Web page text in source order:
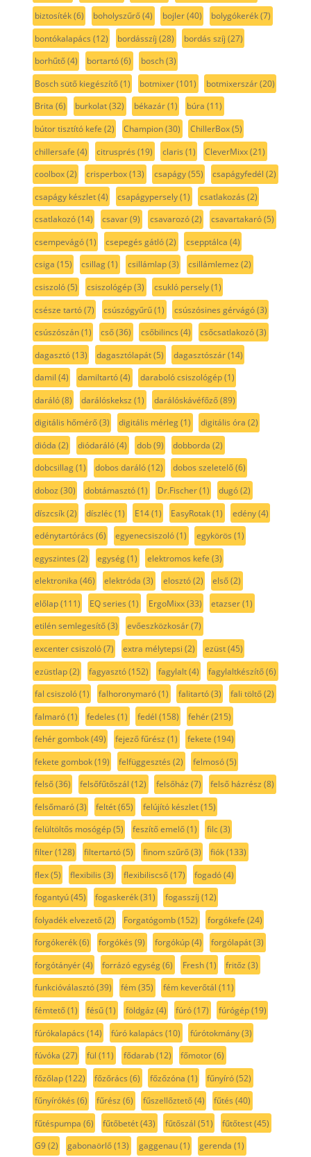
biztosíték(6) boholyszűrő(4) bojler(40) bolygókerék(7)
bontókalapács (12) bordásszíj (28) bordás szíj (27)
borhűtő(4) bortartó(6) bosch(3)
Bosch sütő kiegészítő(1) botmixer(101) botmixerszár(20)
Brita (6) burkolat(32) békazár(1) búra (11)
bútor tisztító kefe (2) Champion(30) ChillerBox(5)
chillersafe (4) citrusprés (19) claris (1) CleverMixx(21)
coolbox(2) crisperbox(13) csapágy(55) csapágyfedél (2)
csapágy készlet(4) csapágypersely(1) csatlakozás (2)
csatlakozó(14) csavar(9) csavarozó(2) csavartakaró(5)
csempevágó(1) csepegés gátló(2) csepptálca (4)
csiga (15) csillag(1) csillámlap(3) csillámlemez (2)
csiszoló(5) csiszológép(3) csukló persely(1)
csésze tartó(7) csúszógyűrű(1) csúszósines gérvágó(3)
csúszószán(1) cső(36) csőbilincs (4) csőcsatlakozó(3)
dagasztó(13) dagasztólapát(5) dagasztószár(14)
damil (4) damiltartó(4) daraboló csiszológép(1)
daráló(8) darálóskeksz (1) darálóskávéfőző(89)
digitális hőmérő(3) digitális mérleg(1) digitális óra (2)
dióda (2) diódaráló(4) dob(9) dobborda (2)
dobcsillag(1) dobos daráló(12) dobos szeletelő(6)
doboz (30) dobtámasztó(1) Dr.Fischer(1) dugó(2)
díszcsík(2) díszléc(1) E14(1) EasyRotak(1) edény(4)
edénytartórács (6) egyenecsiszoló(1) egykörös (1)
egyszintes (2) egység(1) elektromos kefe (3)
elektronika (46) elektróda (3) elosztó(2) első(2)
előlap(111) EQ series (1) ErgoMixx(33) etazser(1)
etilén semlegesítő(3) evőeszközkosár(7)
excenter csiszoló(7) extra mélytepsi (2) ezüst(45)
ezüstlap(2) fagyasztó(152) fagylalt(4) fagylaltkészítő(6)
fal csiszoló(1) falhoronymaró(1) falitartó(3) fali töltő(2)
falmaró(1) fedeles (1) fedél (158) fehér(215)
fehér gombok(49) fejező fűrész (1) fekete (194)
fekete gombok(19) felfüggesztés (2) felmosó(5)
felső(36) felsőfűtőszál (12) felsőház (7) felső házrész (8)
felsőmaró(3) feltét(65) felújító készlet(15)
felültöltős mosógép(5) feszítő emelő(1) filc(3)
filter(128) filtertartó(5) finom szűrő(3) fiók(133)
flex(5) flexibilis (3) flexibiliscső(17) fogadó(4)
fogantyú(45) fogaskerék(31) fogasszíj (12)
folyadék elvezető(2) Forgatógomb(152) forgókefe (24)
forgókerék(6) forgókés (9) forgókúp(4) forgólapát(3)
forgótányér(4) forrázó egység(6) Fresh(1) fritőz (3)
funkcióválasztó(39) fém(35) fém keverőtál (11)
fémtető(1) fésű(1) földgáz (4) fúró(17) fúrógép(19)
fúrókalapács (14) fúró kalapács (10) fúrótokmány(3)
fúvóka (27) fül (11) fődarab(12) főmotor(6)
főzőlap(122) főzőrács (6) főzőzóna (1) fűnyíró(52)
fűnyírókés (6) fűrész (6) fűszellőztető(4) fűtés (40)
fűtéspumpa (6) fűtőbetét(43) fűtőszál (51) fűtőtest(45)
G9(2) gabonaörlő(13) gaggenau(1) gerenda (1)